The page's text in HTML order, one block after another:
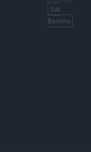
Sali
Berisha